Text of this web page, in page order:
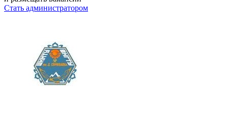
Стать администратором